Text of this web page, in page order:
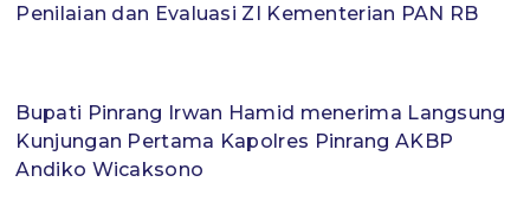
Penilaian dan Evaluasi ZI Kementerian PAN RB
Bupati Pinrang Irwan Hamid menerima Langsung
Kunjungan Pertama Kapolres Pinrang AKBP
Andiko Wicaksono